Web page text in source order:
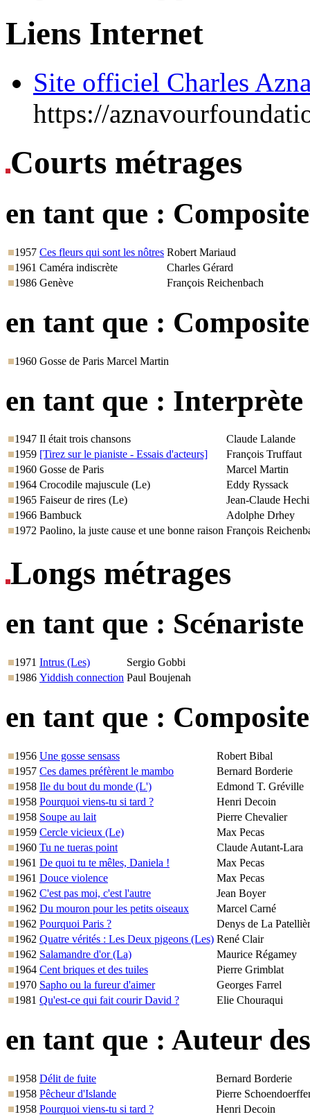
Liens Internet
Site officiel Charles
https://
Courts métrages
en tant que :
1957 Ces fleurs qui sont les nôtres Robert Mariaud
1961 Caméra indiscrète
Charles Gérard
1986 Genève François Reichenbach
en tant que :
1960 Gosse de Paris Marcel Martin
en tant que : Interprète
1947 Il était trois chansons
Claude Lalande
1959 [Tirez sur le pianiste - Essais d'acteurs]
François Truffaut
1960 Gosse de Paris
Marcel Martin
1964 Crocodile majuscule (Le)
Eddy Ryssack
1965 Faiseur de rires (Le)
Jean-Claude
1966 Bambuck
Adolphe Drhey
1972 Paolino, la juste cause et une bonne raison François
Longs métrages
en tant que : Scénariste
1971 Intrus (Les)
Sergio Gobbi
1986 Yiddish connection Paul Boujenah
en tant que :
1956 Une gosse sensass
Robert Bibal
1957 Ces dames préfèrent le mambo
Bernard Borderie
1958 Ile du bout du monde (L')
Edmond T. Gréville
1958 Pourquoi viens-tu si tard ?
Henri Decoin
1958 Soupe au lait
Pierre Chevalier
1959 Cercle vicieux (Le)
Max Pecas
1960 Tu ne tueras point
Claude Autant-Lara
1961 De quoi tu te mêles, Daniela !
Max Pecas
1961 Douce violence
Max Pecas
1962 C'est pas moi, c'est l'autre
Jean Boyer
1962 Du mouron pour les petits oiseaux
Marcel Carné
1962 Pourquoi Paris ?
Denys de La
1962 Quatre vérités : Les Deux pigeons (Les) René Clair
1962 Salamandre d'or (La)
Maurice Régamey
1964 Cent briques et des tuiles
Pierre Grimblat
1970 Sapho ou la fureur d'aimer
Georges Farrel
1981 Qu'est-ce qui fait courir David ? Elie Chouraqui
en tant que : Auteur
1958 Délit de fuite
Bernard Borderie
1958 Pêcheur d'Islande
Pierre
1958 Pourquoi viens-tu si tard ?
Henri Decoin